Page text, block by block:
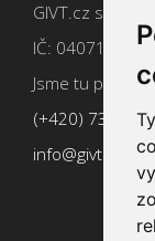
GIVT.cz s. r. o.,
IČ: 04071433
Jsme tu pro
(+420) 737
info@givt.cz